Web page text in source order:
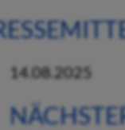
14.08.2025